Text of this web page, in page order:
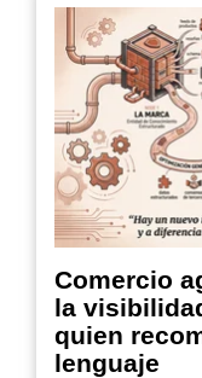
Comercio
la
quien
lenguaje